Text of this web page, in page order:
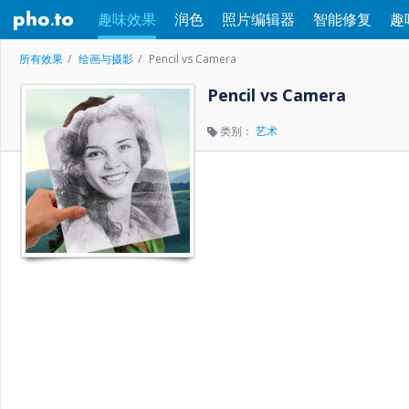
趣味效果 润色 照片编辑器 智能修复 趣
所有效果 绘画与摄影 Pencil vs Camera
Pencil vs Camera
类别： 艺术